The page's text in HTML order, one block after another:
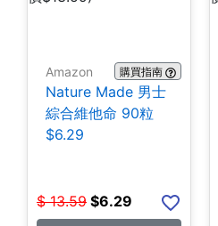
Amazon 購買指南
Nature Made 男士
綜合維他命 90粒
$6.29
$ 13.59 $6.29